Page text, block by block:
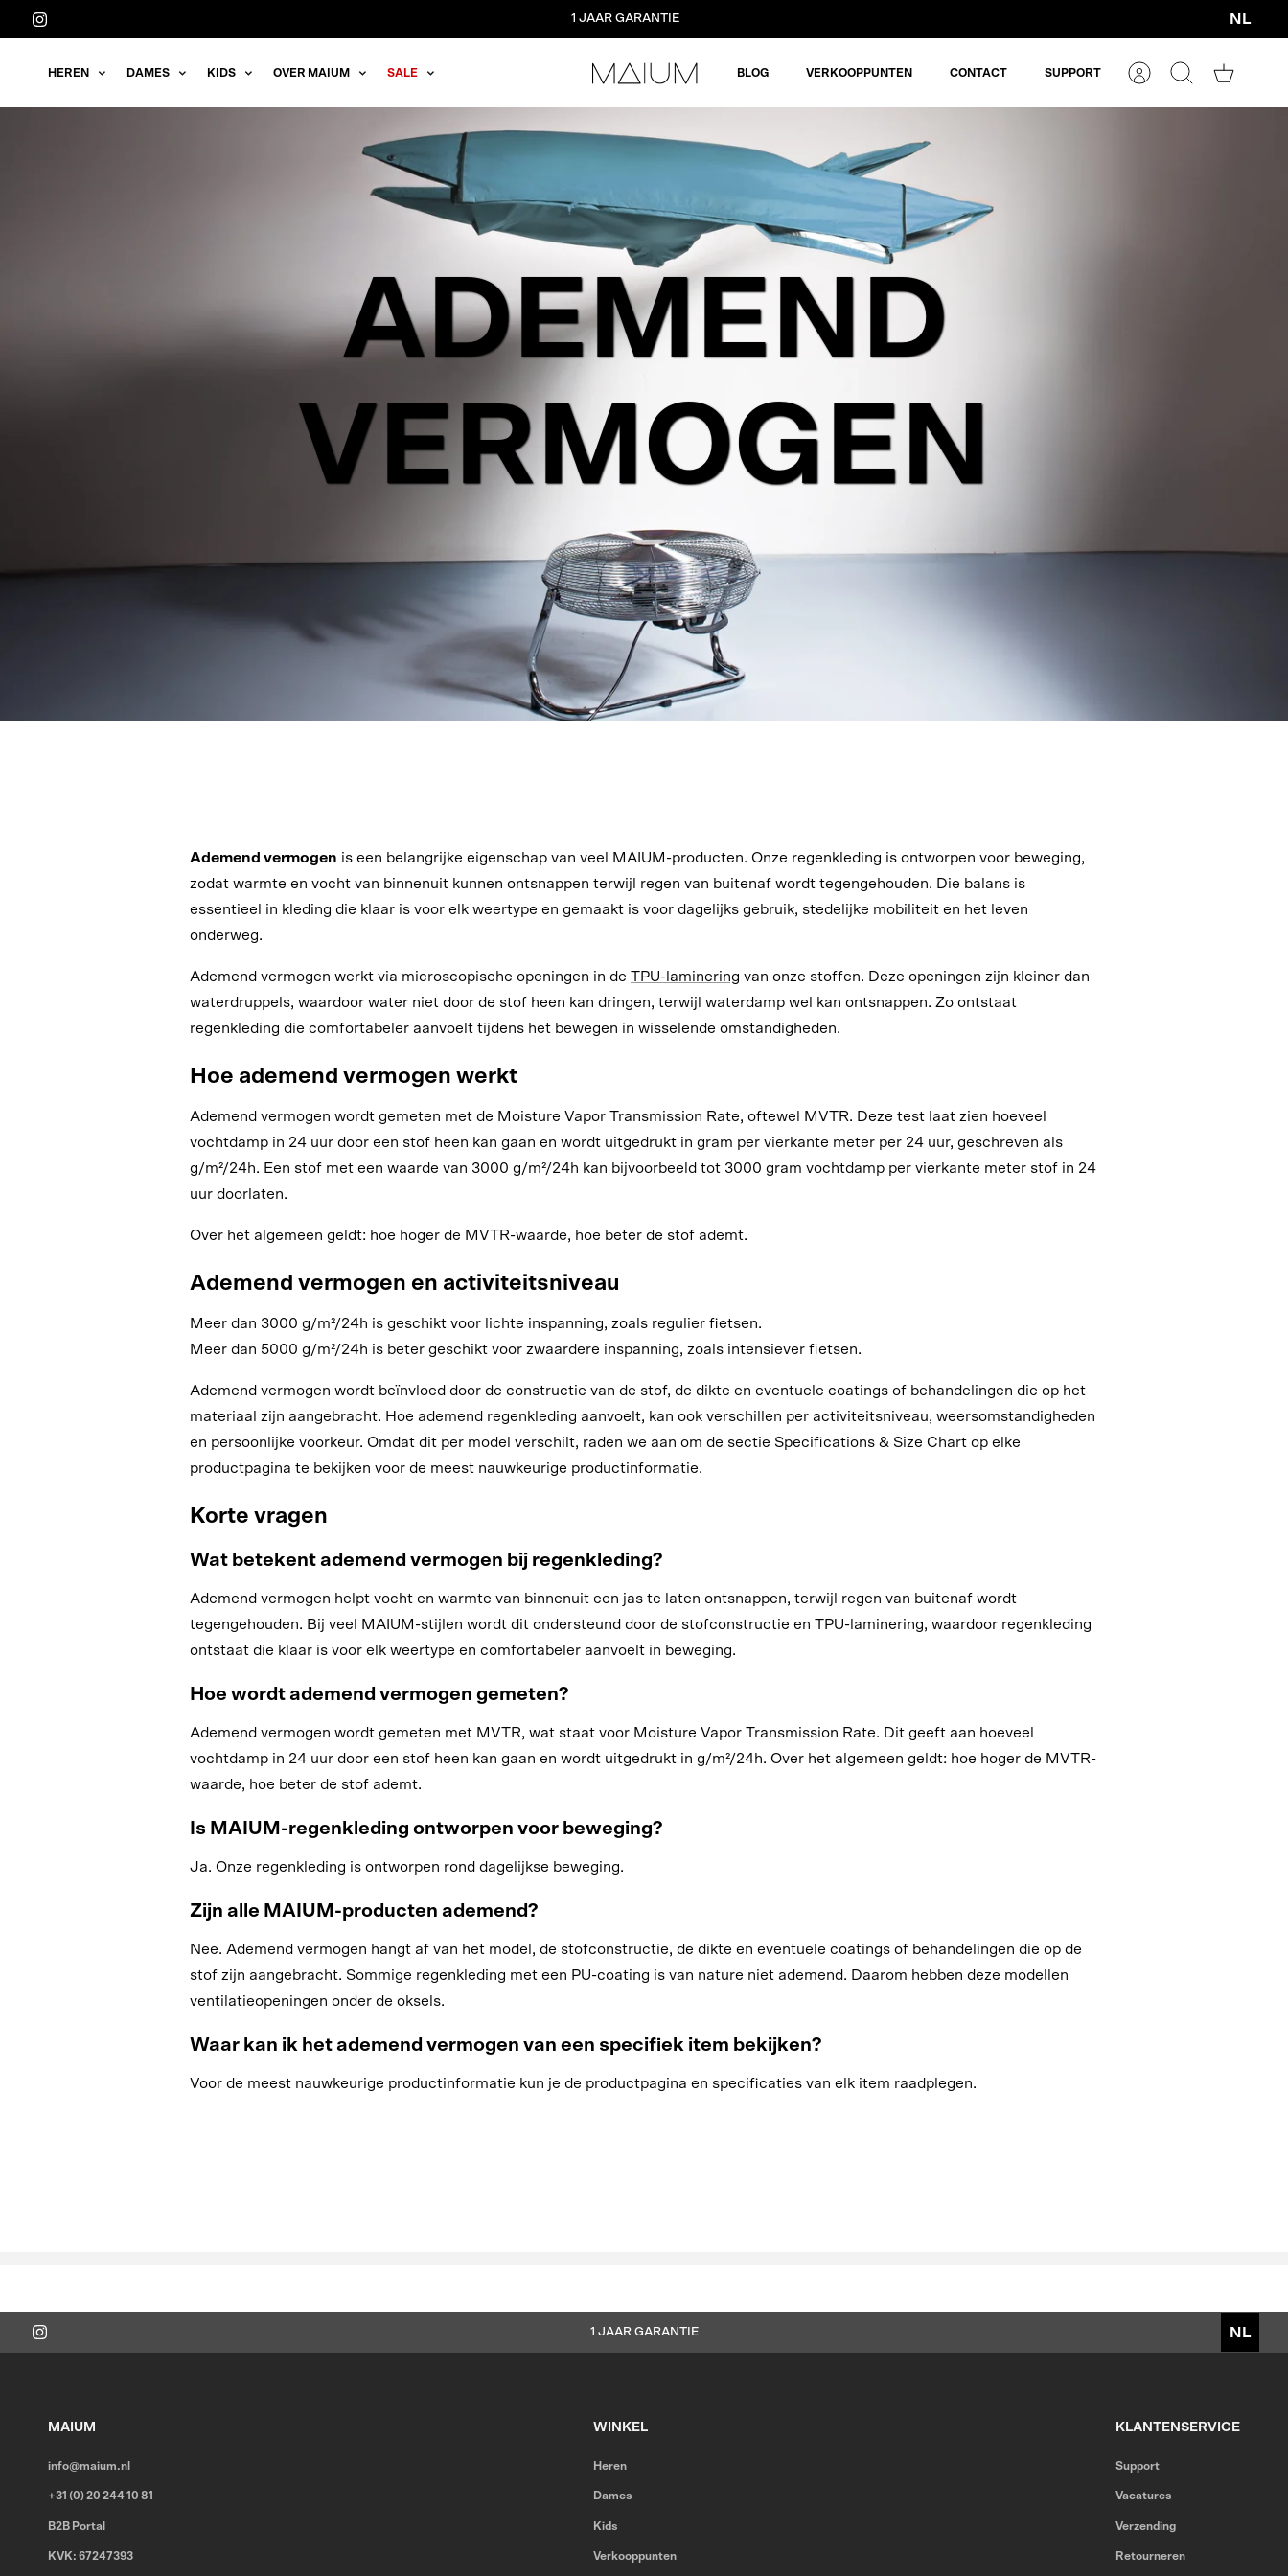
Meteen
1 JAAR GARANTIE
Valuta
NL
HEREN DAMES KIDS OVER MAIUM SALE BLOG VERKOOPPUNTEN CONTACT SUPPORT
AccountZoeken
ADEMEND
VERMOGEN
Ademend vermogen is een belangrijke eigenschap van veel MAIUM-producten. Onze regenkleding is ontworpen voor beweging,
zodat warmte en vocht van binnenuit kunnen ontsnappen terwijl regen van buitenaf wordt tegengehouden. Die balans is
essentieel in kleding die klaar is voor elk weertype en gemaakt is voor dagelijks gebruik, stedelijke mobiliteit en het leven
onderweg.
Ademend vermogen werkt via microscopische openingen in de TPU-laminering van onze stoffen. Deze openingen zijn kleiner dan
waterdruppels, waardoor water niet door de stof heen kan dringen, terwijl waterdamp wel kan ontsnappen. Zo ontstaat
regenkleding die comfortabeler aanvoelt tijdens het bewegen in wisselende omstandigheden.
Hoe ademend vermogen werkt
Ademend vermogen wordt gemeten met de Moisture Vapor Transmission Rate, oftewel MVTR. Deze test laat zien hoeveel
vochtdamp in 24 uur door een stof heen kan gaan en wordt uitgedrukt in gram per vierkante meter per 24 uur, geschreven als
g/m²/24h. Een stof met een waarde van 3000 g/m²/24h kan bijvoorbeeld tot 3000 gram vochtdamp per vierkante meter stof in 24
uur doorlaten.
Over het algemeen geldt: hoe hoger de MVTR-waarde, hoe beter de stof ademt.
Ademend vermogen en activiteitsniveau
Meer dan 3000 g/m²/24h is geschikt voor lichte inspanning, zoals regulier fietsen.
Meer dan 5000 g/m²/24h is beter geschikt voor zwaardere inspanning, zoals intensiever fietsen.
Ademend vermogen wordt beïnvloed door de constructie van de stof, de dikte en eventuele coatings of behandelingen die op het
materiaal zijn aangebracht. Hoe ademend regenkleding aanvoelt, kan ook verschillen per activiteitsniveau, weersomstandigheden
en persoonlijke voorkeur. Omdat dit per model verschilt, raden we aan om de sectie Specifications & Size Chart op elke
productpagina te bekijken voor de meest nauwkeurige productinformatie.
Korte vragen
Wat betekent ademend vermogen bij regenkleding?
Ademend vermogen helpt vocht en warmte van binnenuit een jas te laten ontsnappen, terwijl regen van buitenaf wordt
tegengehouden. Bij veel MAIUM-stijlen wordt dit ondersteund door de stofconstructie en TPU-laminering, waardoor regenkleding
ontstaat die klaar is voor elk weertype en comfortabeler aanvoelt in beweging.
Hoe wordt ademend vermogen gemeten?
Ademend vermogen wordt gemeten met MVTR, wat staat voor Moisture Vapor Transmission Rate. Dit geeft aan hoeveel
vochtdamp in 24 uur door een stof heen kan gaan en wordt uitgedrukt in g/m²/24h. Over het algemeen geldt: hoe hoger de MVTR-
waarde, hoe beter de stof ademt.
Is MAIUM-regenkleding ontworpen voor beweging?
Ja. Onze regenkleding is ontworpen rond dagelijkse beweging.
Zijn alle MAIUM-producten ademend?
Nee. Ademend vermogen hangt af van het model, de stofconstructie, de dikte en eventuele coatings of behandelingen die op de
stof zijn aangebracht. Sommige regenkleding met een PU-coating is van nature niet ademend. Daarom hebben deze modellen
ventilatieopeningen onder de oksels.
Waar kan ik het ademend vermogen van een specifiek item bekijken?
Voor de meest nauwkeurige productinformatie kun je de productpagina en specificaties van elk item raadplegen.
1 JAAR GARANTIE NL
MAIUM
info@maium.nl
+31 (0) 20 244 10 81
B2B Portal
KVK: 67247393
WINKEL
Heren
Dames
Kids
Verkooppunten
KLANTENSERVICE
Support
Vacatures
Verzending
Retourneren